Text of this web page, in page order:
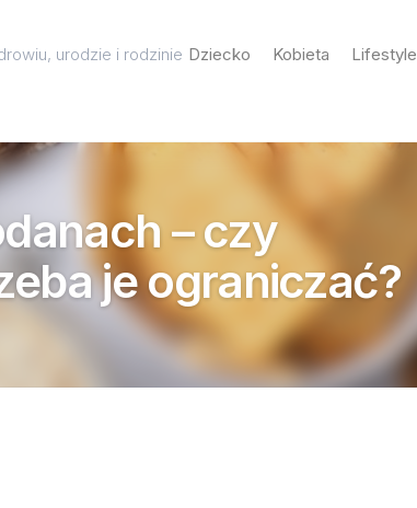
urodzie i rodzinie Dziecko Kobieta Lifestyle
– czy
je ograniczać?